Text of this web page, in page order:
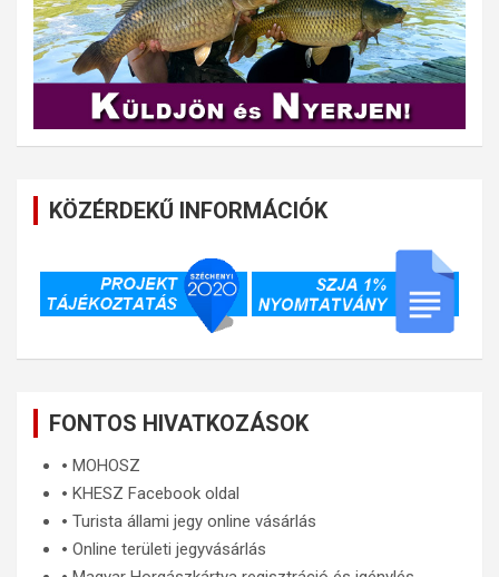
KÖZÉRDEKŰ INFORMÁCIÓK
FONTOS HIVATKOZÁSOK
🞄 MOHOSZ
🞄 KHESZ Facebook oldal
🞄 Turista állami jegy online vásárlás
🞄 Online területi jegyvásárlás